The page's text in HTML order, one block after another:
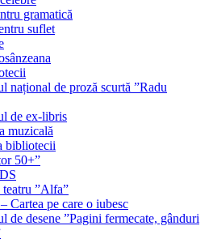
gramatică
suflet
național de proză scurtă ”Radu
de ex-libris
muzicală
bibliotecii
50+”
teatru ”Alfa”
Cartea pe care o iubesc
de desene ”Pagini fermecate, gânduri